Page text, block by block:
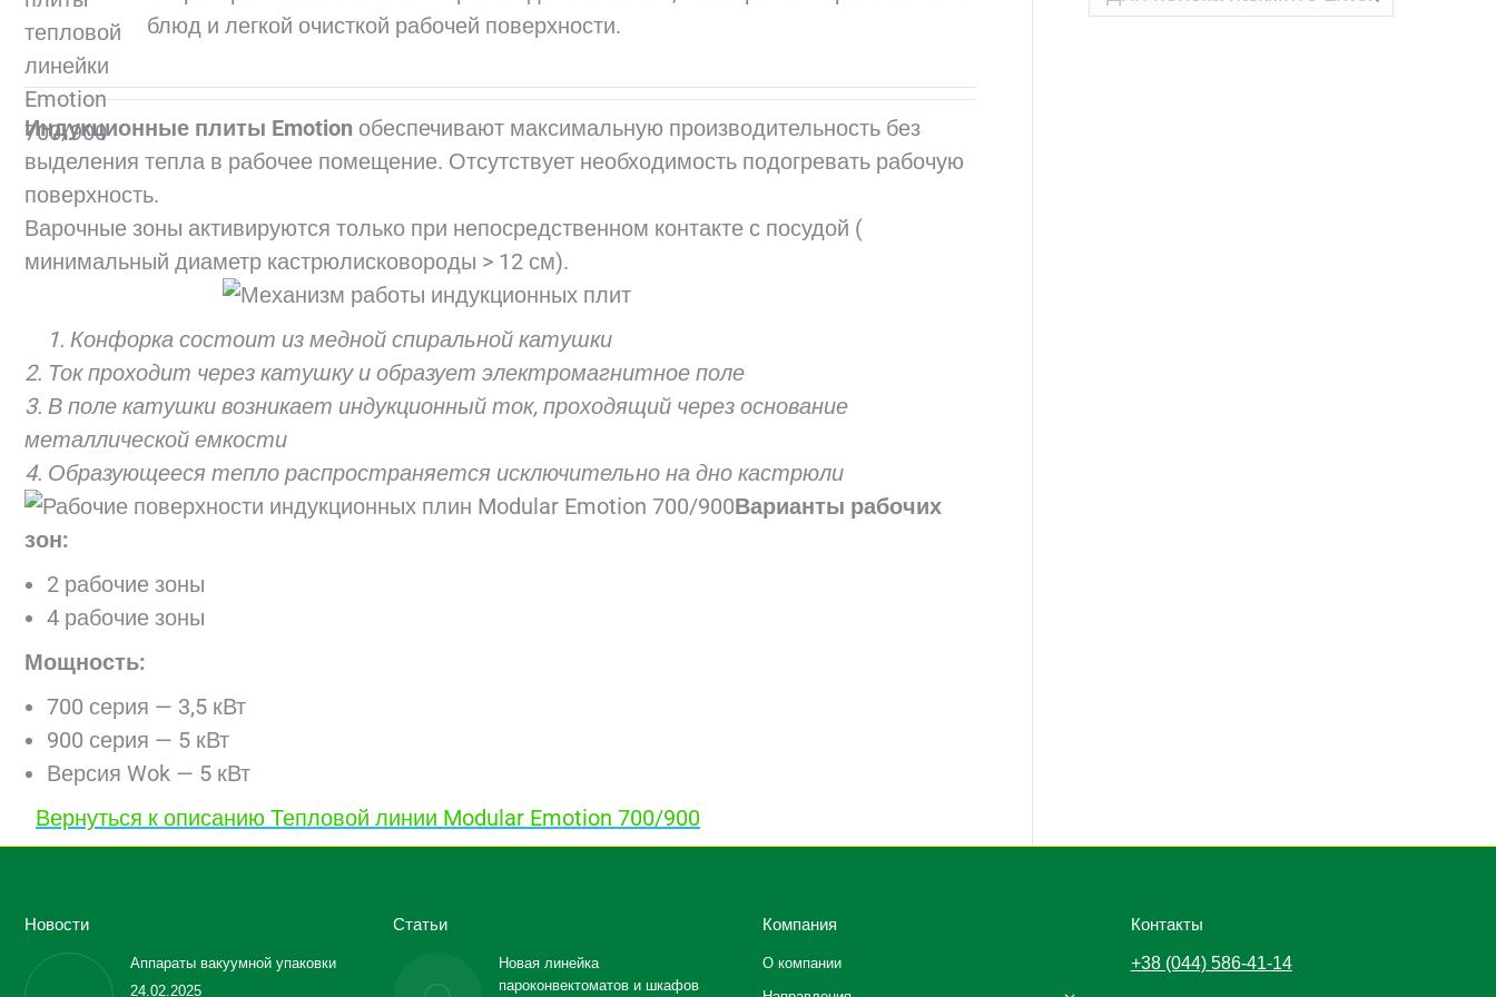
блюд и легкой очисткой рабочей поверхности.
Индукционные плиты Emotion обеспечивают максимальную производительность без
выделения тепла в рабочее помещение. Отсутствует необходимость подогревать рабочую
поверхность.
Варочные зоны активируются только при непосредственном контакте с посудой (
минимальный диаметр кастрюлисковороды > 12 см).
1. Конфорка состоит из медной спиральной катушки
2. Ток проходит через катушку и образует электромагнитное поле
3. В поле катушки возникает индукционный ток, проходящий через основание
металлической емкости
4. Образующееся тепло распространяется исключительно на дно кастрюли
Варианты рабочих
зон:
2 рабочие зоны
4 рабочие зоны
Мощность:
700 серия — 3,5 кВт
900 серия — 5 кВт
Версия Wok — 5 кВт
Вернуться к описанию Тепловой линии Modular Emotion 700/900
Новости
Аппараты вакуумной упаковки
24.02.2025
Статьи
Новая линейка
пароконвектоматов и шкафов
Компания
О компании
Контакты
+38 (044) 586-41-14